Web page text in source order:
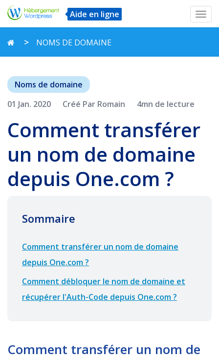
Aide en ligne
NOMS DE DOMAINE
Noms de domaine
01 Jan. 2020
Créé Par Romain 4mn de lecture
Comment transférer
un nom de domaine
depuis One.com ?
Sommaire
Comment transférer un nom de domaine
depuis One.com ?
Comment débloquer le nom de domaine et
récupérer l'Auth-Code depuis One.com ?
Comment transférer un nom de